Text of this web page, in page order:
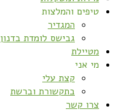
טיפים והמלצות
המגדיר
גבישס לומדת בדנון
מטיילת
מי אני
קצת עלי
בתקשורת וברשת
צרו קשר